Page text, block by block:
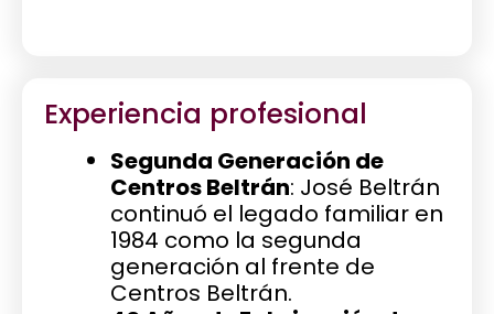
Experiencia profesional
Segunda Generación de
Centros Beltrán: José Beltrán
continuó el legado familiar en
1984 como la segunda
generación al frente de
Centros Beltrán.